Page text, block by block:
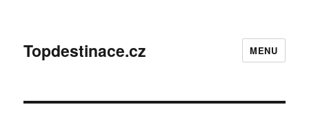
Topdestinace.cz MENU